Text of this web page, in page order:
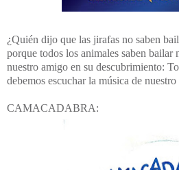
¿Quién dijo que las jirafas no saben
porque todos los animales saben bailar
nuestro amigo en su descubrimiento:
debemos escuchar la música de
CAMACADABRA: